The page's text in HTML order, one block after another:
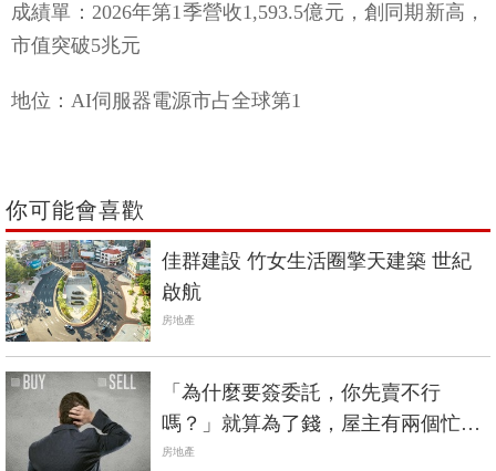
成績單：2026年第1季營收1,593.5億元，創同期新高，
市值突破5兆元
地位：AI伺服器電源市占全球第1
你可能會喜歡
佳群建設 竹女生活圈擎天建築 世紀
啟航
房地產
「為什麼要簽委託，你先賣不行
嗎？」就算為了錢，屋主有兩個忙不
能幫
房地產